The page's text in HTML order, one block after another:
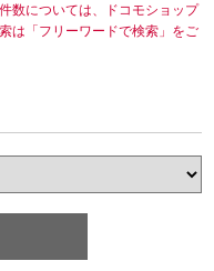
数については、ドコモショップ
は「フリーワードで検索」をご